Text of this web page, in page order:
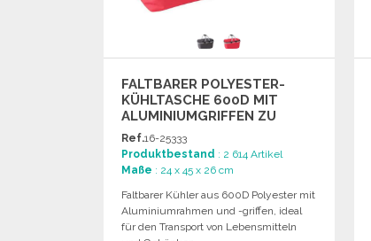
FALTBARER POLYESTER-
KÜHLTASCHE 600D MIT
ALUMINIUMGRIFFEN ZU
GROSSHANDELSPREISEN
Ref.16-25333
Produktbestand : 2 614 Artikel
Maße : 24 x 45 x 26 cm
Faltbarer Kühler aus 600D Polyester mit
Aluminiumrahmen und -griffen, ideal
für den Transport von Lebensmitteln